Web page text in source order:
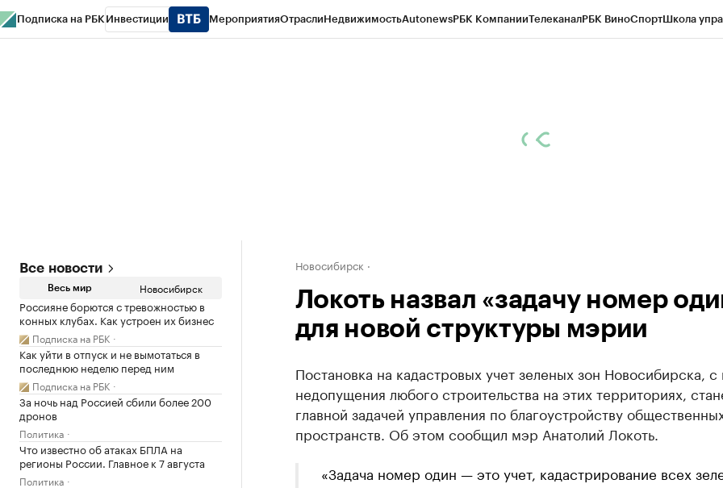
Подписка на РБК Инвестиции МероприятияОтраслиНедвижимостьAutonewsРБК КомпанииТелеканалРБК ВиноСпортШкола
Все новости
Весь мир Новосибирск
Россияне борются с тревожностью в
конных клубах. Как устроен их бизнес
Подписка на РБК
Как уйти в отпуск и не вымотаться в
последнюю неделю перед ним
Подписка на РБК
За ночь над Россией сбили более 200
дронов
Политика
Что известно об атаках БПЛА на
регионы России. Главное к 7 августа
Политика
Новосибирск
Локоть назвал «задачу номер
для новой структуры мэрии
Постановка на кадастровых учет зеленых зон Новосибирска, с
недопущения любого строительства на этих территориях,
главной задачей управления по благоустройству
пространств. Об этом сообщил мэр Анатолий Локоть.
«Задача номер один — это учет, кадастрирование всех